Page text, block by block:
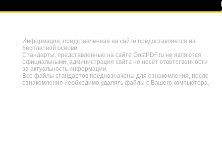
Информация, представленная на сайте предоставляется на
бесплатной основе.
Стандарты, представленные на сайте GostPDF.ru не являются
официальными, администрация сайта не несёт ответственности
за актуальность информации.
Все файлы стандартов предназначены для ознакомления, после
ознакомления необходимо удалять файлы с Вашего компьютера.